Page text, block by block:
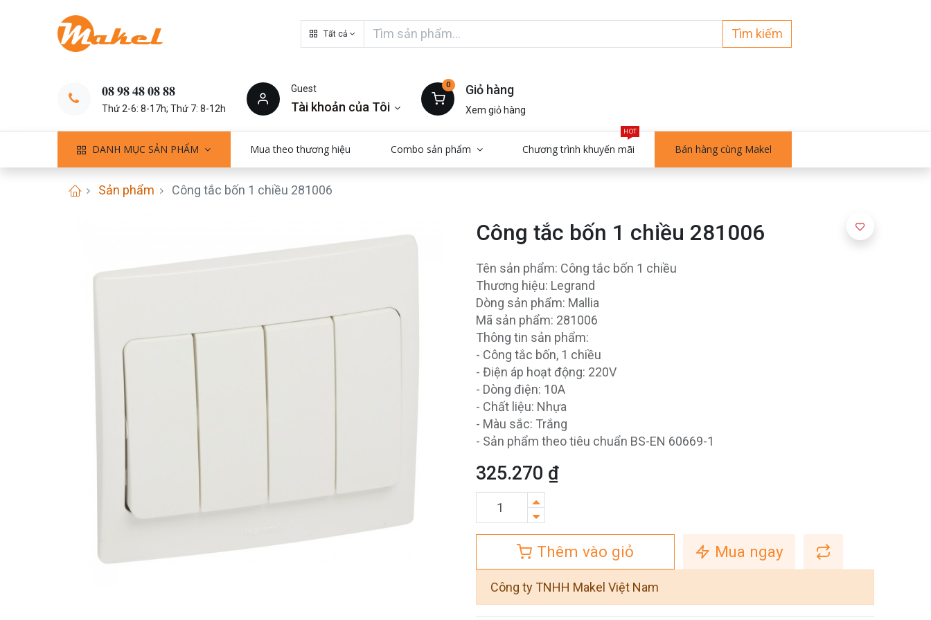
Tất cả Tìm kiếm
𝟎𝟖 𝟗𝟖 𝟒𝟖 𝟎𝟖 𝟖𝟖
Thứ 2-6: 8-17h; Thứ 7: 8-12h
Guest
Tài khoản của Tôi
0 Giỏ hàng
Xem giỏ hàng
DANH MỤC SẢN PHẨM Mua theo thương hiệu Combo sản phẩm Chương trình khuyến mãi
HOT
Bán hàng cùng Makel
Sản phẩm Công tắc bốn 1 chiều 281006
Công tắc bốn 1 chiều 281006
Tên sản phẩm: Công tắc bốn 1 chiều
Thương hiệu: Legrand
Dòng sản phẩm: Mallia
Mã sản phẩm: 281006
Thông tin sản phẩm:
- Công tắc bốn, 1 chiều
- Điện áp hoạt động: 220V
- Dòng điện: 10A
- Chất liệu: Nhựa
- Màu sắc: Trắng
- Sản phẩm theo tiêu chuẩn BS-EN 60669-1
325.270 ₫
Thêm vào giỏ Mua ngay
Công ty TNHH Makel Việt Nam